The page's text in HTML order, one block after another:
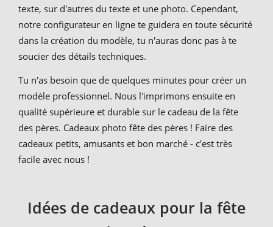
texte, sur d'autres du texte et une photo. Cependant,
notre configurateur en ligne te guidera en toute sécurité
dans la création du modèle, tu n'auras donc pas à te
soucier des détails techniques.
Tu n'as besoin que de quelques minutes pour créer un
modèle professionnel. Nous l'imprimons ensuite en
qualité supérieure et durable sur le cadeau de la fête
des pères. Cadeaux photo fête des pères ! Faire des
cadeaux petits, amusants et bon marché - c'est très
facile avec nous !
Idées de cadeaux pour la fête